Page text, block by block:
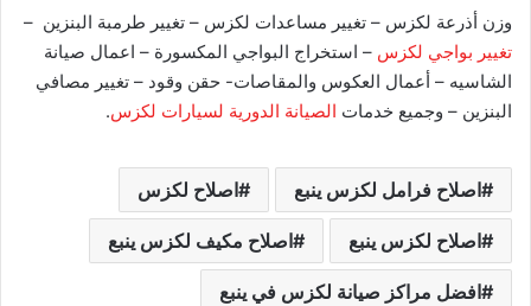
وزن أذرعة لكزس – تغيير مساعدات لكزس – تغيير طرمبة البنزين –
تغيير بواجي لكزس – استخراج البواجي المكسورة – اعمال صيانة
الشاسيه – أعمال العكوس والمقاصات- حقن وقود – تغيير مصافي
البنزين – وجميع خدمات الصيانة الدورية لسيارات لكزس.
اصلاح فرامل لكزس ينبع اصلاح لكزس
اصلاح لكزس ينبع اصلاح مكيف لكزس ينبع
افضل مراكز صيانة لكزس في ينبع